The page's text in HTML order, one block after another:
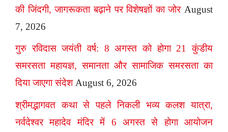
की जिंदगी, जागरूकता बढ़ाने पर विशेषज्ञों का जोर August
7, 2026
गुरु रविदास जयंती वर्ष: 8 अगस्त को होगा 21 कुंडीय
समरसता महायज्ञ, समानता और सामाजिक समरसता का
दिया जाएगा संदेश August 6, 2026
श्रीमद्भागवत कथा से पहले निकली भव्य कलश यात्रा,
नर्वदेश्वर महादेव मंदिर में 6 अगस्त से होगा आयोजन